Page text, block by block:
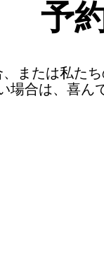
予
または私た
場合は、喜ん